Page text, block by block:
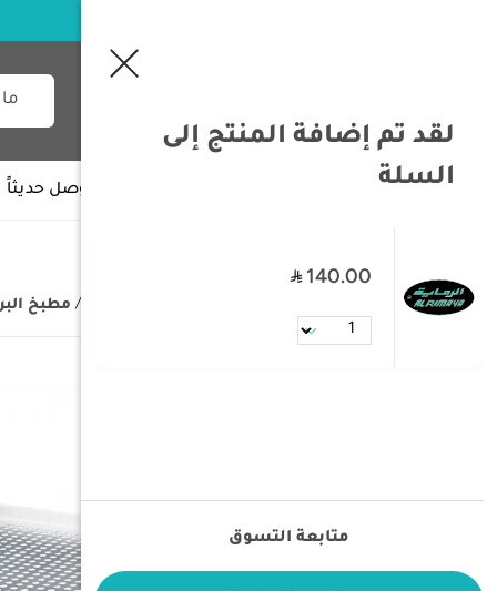
وصل حديثاً
/ مطبخ
لقد تم إضافة المنتج إلى
السلة
140.00
متابعة التسوق